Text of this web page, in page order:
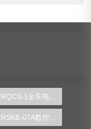
中人ZRQCS-1全车电器示教板